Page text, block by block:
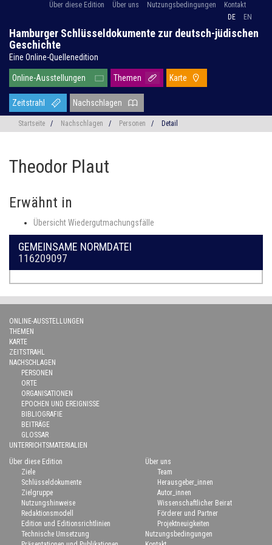
Über diese Edition Über uns Nutzungsbedingungen
Kontakt
DE
EN
Hamburger Schlüsseldokumente zur deutsch-jüdischen
Geschichte
Eine Online-Quellenedition
Online-Ausstellungen Themen Karte
Zeitstrahl Nachschlagen
Startseite / Nachschlagen / Personen / Detail
Theodor Plaut
Erwähnt in
Übersicht Wiedergutmachungsfälle
GEMEINSAME NORMDATEI
116209097
ONLINE-AUSSTELLUNGEN
THEMEN
KARTE
ZEITSTRAHL
NACHSCHLAGEN
PERSONEN
ORTE
ORGANISATIONEN
EPOCHEN UND EREIGNISSE
BIBLIOGRAFIE
BEITRÄGE
GLOSSAR
UNTERRICHTSMATERIALIEN
Über diese Edition
Ziele
Schlüsseldokumente
Zielgruppe
Nutzungshinweise
Redaktionsmodell
Edition und Editionsrichtlinien
Technische Umsetzung
Über uns
Team
Herausgeber_innen
Autor_innen
Wissenschaftlicher Beirat
Förderer und Partner
Projektneuigkeiten
Nutzungsbedingungen